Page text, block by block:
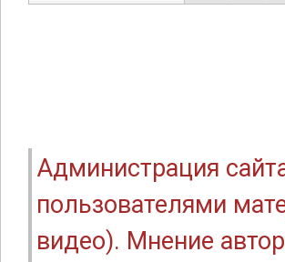
Администрация
пользователями
видео). Мнение